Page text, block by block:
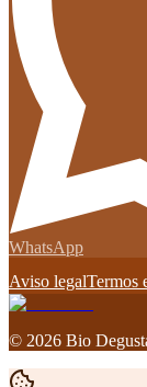
WhatsApp
Aviso legalTermos
© 2026 Bio